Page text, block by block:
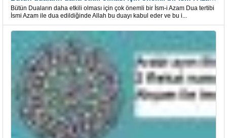
Bütün Duaların daha etkili olması için çok önemli bir İsm-i Azam Dua tertibi
İsmi Azam ile dua edildiğinde Allah bu duayı kabul eder ve bu i...